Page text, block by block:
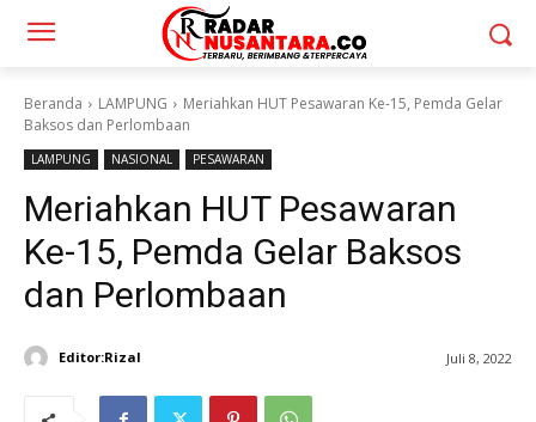
Beranda LAMPUNG
Meriahkan HUT Pesawaran Ke-15, Pemda Gelar
Baksos dan Perlombaan
LAMPUNG NASIONAL PESAWARAN
Meriahkan HUT Pesawaran
Ke-15, Pemda Gelar Baksos
dan Perlombaan
Editor:Rizal Juli 8, 2022